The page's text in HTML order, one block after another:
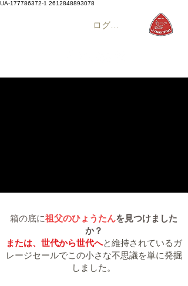
UA-177786372-1 2612848893078
ログイン
箱の底に祖父のひょうたんを見つけました
か？
または、世代から世代へと維持されているガ
レージセールでこの小さな不思議を単に発掘
しました。